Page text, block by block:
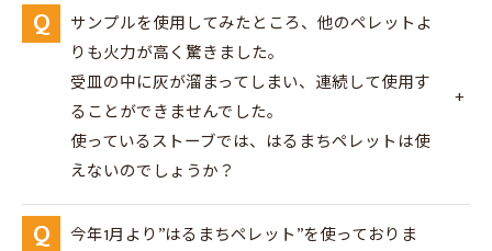
サンプルを使用してみたところ、他のペレットよ
りも火力が高く驚きました。
受皿の中に灰が溜まってしまい、連続して使用す
ることができませんでした。
使っているストーブでは、はるまちペレットは使
えないのでしょうか？
今年1月より”はるまちペレット”を使っておりま